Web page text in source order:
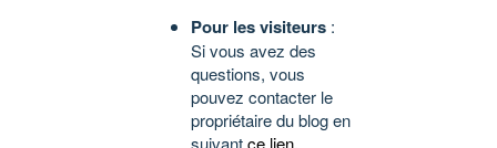
Pour les visiteurs :
Si vous avez des
questions, vous
pouvez contacter le
propriétaire du blog en
suivantce lien.